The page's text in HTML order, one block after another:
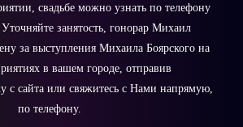
свадьбе можно узнать по телефону
занятость, гонорар Михаил
за выступления Михаила Боярского на
в вашем городе, отправив
с сайта или свяжитесь с Нами напрямую,
по телефону.